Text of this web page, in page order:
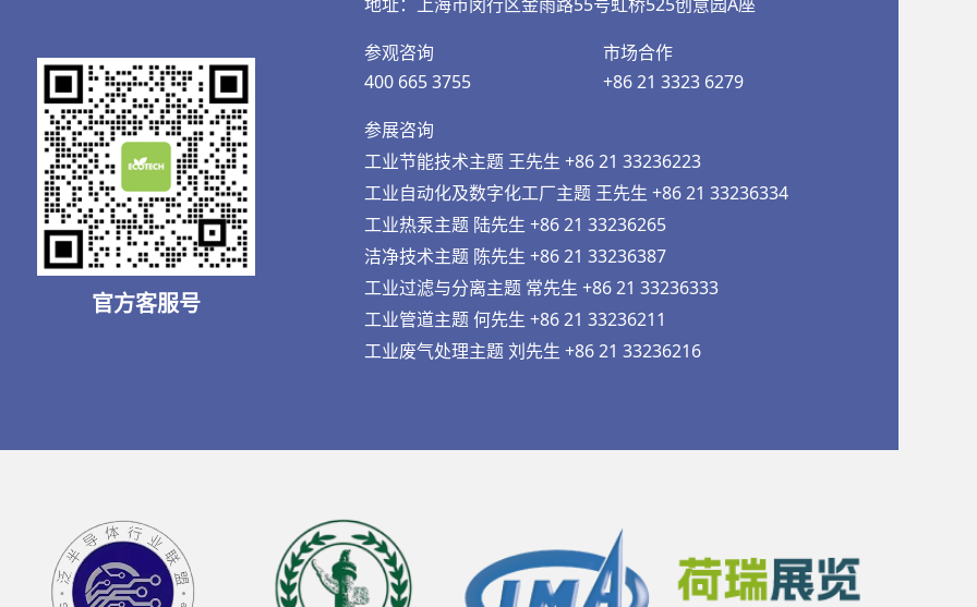
官方客服号
参观咨询
400 665 3755
市场合作
+86 21 3323 6279
参展咨询
工业节能技术主题 王先生 +86 21 33236223
工业自动化及数字化工厂主题 王先生 +86 21 33236334
工业热泵主题 陆先生 +86 21 33236265
洁净技术主题 陈先生 +86 21 33236387
工业过滤与分离主题 常先生 +86 21 33236333
工业管道主题 何先生 +86 21 33236211
工业废气处理主题 刘先生 +86 21 33236216